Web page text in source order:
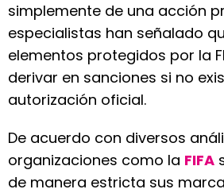
simplemente de una acción
especialistas han señalado
elementos protegidos por la
derivar en sanciones si no
autorización oficial.
De acuerdo con diversos
organizaciones como la FIFA
de manera estricta sus